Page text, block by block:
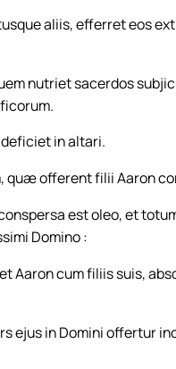
aliis, efferret eos
nutriet sacerdos
in altari.
offerent filii Aaron
est oleo, et
Domino :
Aaron cum filiis suis,
ejus in Domini offertur